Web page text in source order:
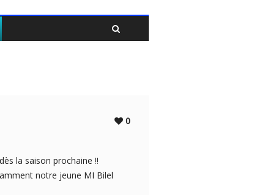
0
la saison prochaine !!
notre jeune MI Bilel